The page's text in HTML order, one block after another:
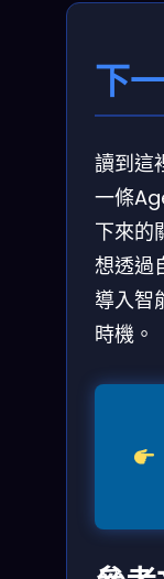
下
讀到這
一條
下來的
想透過
導入智
時機。